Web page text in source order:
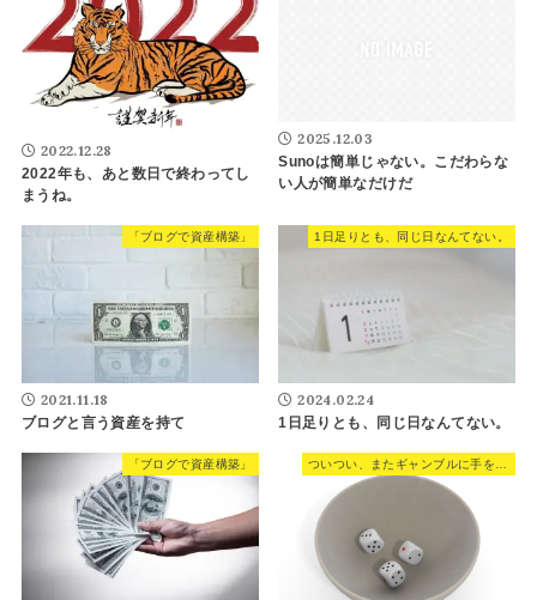
2022.12.28
2022年も、あと数日で終わってし
まうね。
2025.12.03
Sunoは簡単じゃない。こだわらな
い人が簡単なだけだ
「ブログで資産構築」
2021.11.18
ブログと言う資産を持て
1日足りとも、同じ日なんてない。
2024.02.24
1日足りとも、同じ日なんてない。
「ブログで資産構築」 ついつい、またギャンブルに手を出しちゃいました。